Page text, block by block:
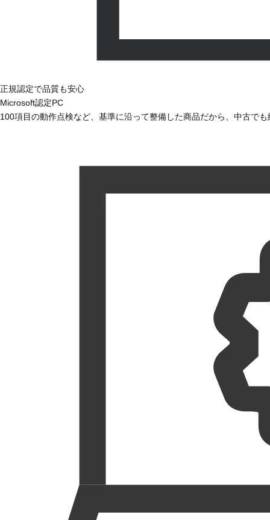
正規認定で品質も安心
Microsoft認定PC
100項目の動作点検など、基準に沿って整備した商品だから、中古で